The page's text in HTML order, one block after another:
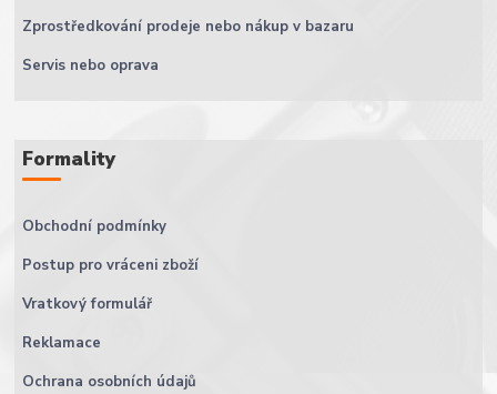
Zprostředkování prodeje nebo nákup v bazaru
Servis nebo oprava
Formality
Obchodní podmínky
Postup pro vráceni zboží
Vratkový formulář
Reklamace
Ochrana osobních údajů